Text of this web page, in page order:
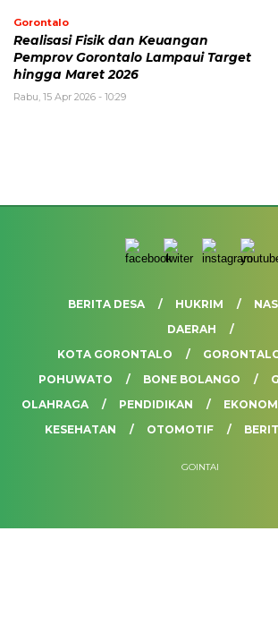
Gorontalo
Realisasi Fisik dan Keuangan
Pemprov Gorontalo Lampaui Target
hingga Maret 2026
Rabu, 15 Apr 2026 - 10:29
BERITA DESA HUKRIM
DAERAH
KOTA GORONTALO
POHUWATO
BONE BOLANGO
OLAHRAGA
PENDIDIKAN
KESEHATAN
OTOMOTIF
GOINTAI